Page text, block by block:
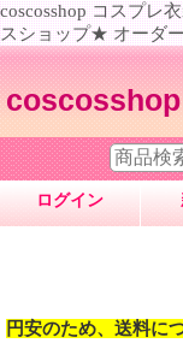
coscosshop コスプレ
スショップ★ オーダ
coscosshop
ログイン
円安のため、送料に